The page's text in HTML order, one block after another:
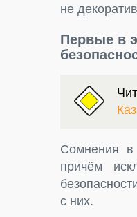
не
Первые в
Сомнения в
причём
с них.